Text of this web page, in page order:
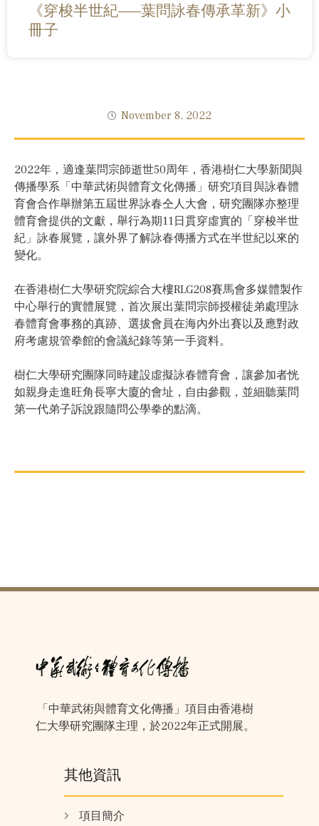
《穿梭半世紀——葉問詠春傳承革新》小
冊子
November 8, 2022
2022年，適逢葉問宗師逝世50周年，香港樹仁大學新聞與
傳播學系「中華武術與體育文化傳播」研究項目與詠春體
育會合作舉辦第五屆世界詠春仝人大會，研究團隊亦整理
體育會提供的文獻，舉行為期11日貫穿虛實的「穿梭半世
紀」詠春展覽，讓外界了解詠春傳播方式在半世紀以來的
變化。
在香港樹仁大學研究院綜合大樓RLG208賽馬會多媒體製作
中心舉行的實體展覽，首次展出葉問宗師授權徒弟處理詠
春體育會事務的真跡、選拔會員在海內外出賽以及應對政
府考慮規管拳館的會議紀錄等第一手資料。
樹仁大學研究團隊同時建設虛擬詠春體育會，讓參加者恍
如親身走進旺角長寧大廈的會址，自由參觀，並細聽葉問
第一代弟子訴說跟隨問公學拳的點滴。
「中華武術與體育文化傳播」項目由香港樹
仁大學研究團隊主理，於2022年正式開展。
其他資訊
項目簡介